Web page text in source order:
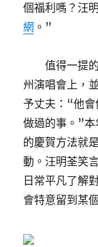
個福利嗎？汪
網 。”
值得一提的
州演唱會上，
予丈夫：“他
做過的事。”
的慶賀方法就
動。汪明荃笑
日常平凡了解
會特意留到某